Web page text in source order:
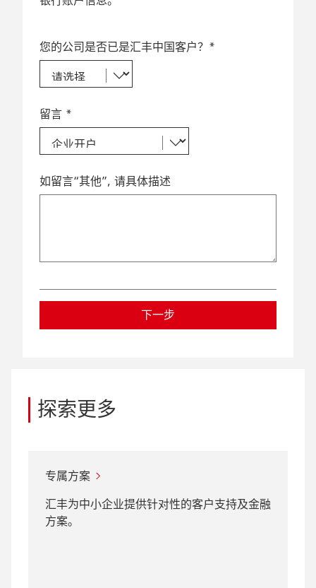
您的公司是否已是汇丰中国客户？*
留言 *
如留言“其他”, 请具体描述
下一步
探索更多
专属方案
汇丰为中小企业提供针对性的客户支持及金融
方案。